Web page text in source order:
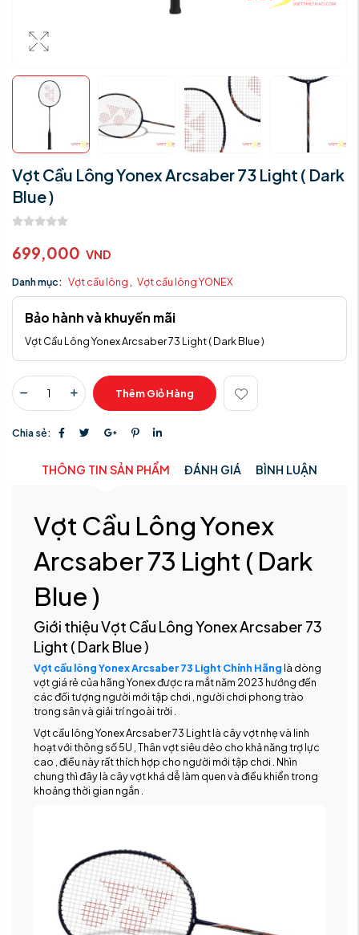
Vợt Cầu Lông Yonex Arcsaber 73 Light ( Dark
Blue )
699,000 VND
Danh mục: Vợt cầu lông , Vợt cầu lông YONEX
Bảo hành và khuyến mãi
Vợt Cầu Lông Yonex Arcsaber 73 Light ( Dark Blue )
Thêm Giỏ Hàng
Chia sẻ:
THÔNG TIN SẢN PHẨM ĐÁNH GIÁ BÌNH LUẬN
Vợt Cầu Lông Yonex
Arcsaber 73 Light ( Dark
Blue )
Giới thiệu Vợt Cầu Lông Yonex Arcsaber 73
Light ( Dark Blue )
Vợt cầu lông Yonex Arcsaber 73 Light Chính Hãng là dòng
vợt giá rẻ của hãng Yonex được ra mắt năm 2023 hướng đến
các đối tượng người mới tập chơi , người chơi phong trào
trong sân và giải trí ngoài trời .
Vợt cầu lông Yonex Arcsaber 73 Light là cây vợt nhẹ và linh
hoạt với thông số 5U , Thân vợt siêu dẻo cho khả năng trợ lực
cao , điều này rất thích hợp cho người mới tập chơi . Nhìn
chung thì đây là cây vợt khá dễ làm quen và điều khiển trong
khoảng thời gian ngắn .